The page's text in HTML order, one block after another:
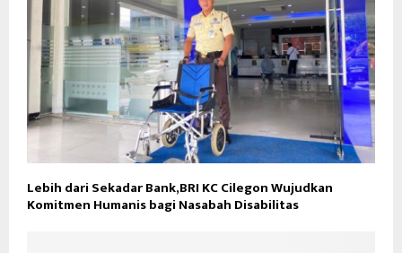
Lebih dari Sekadar Bank,BRI KC Cilegon Wujudkan
Komitmen Humanis bagi Nasabah Disabilitas